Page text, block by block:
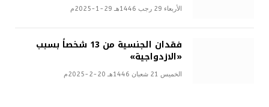
الأربعاء 29 رجب 1446هـ 29-1-2025م
فقدان الجنسية من 13 شخصاً بسبب
«الازدواجية»
الخميس 21 شعبان 1446هـ 20-2-2025م